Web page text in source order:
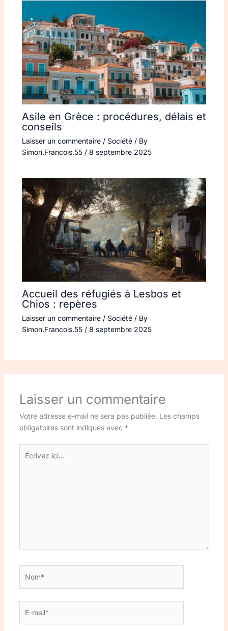
Asile en Grèce : procédures, délais et
conseils
Laisser un commentaire / Société/ By
Simon.Francois.55 / 8 septembre 2025
Accueil des réfugiés à Lesbos et
Chios : repères
Laisser un commentaire / Société/ By
Simon.Francois.55 / 8 septembre 2025
Laisser un commentaire
Votre adresse e-mail ne sera pas publiée. Les champs
obligatoires sont indiqués avec *
Écrivez
ici…
mail*